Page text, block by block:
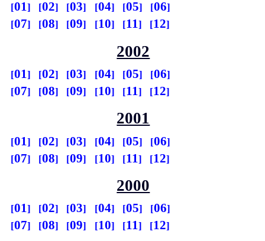
01 02 03 04 05
06
07
08 09 10 11 12
2002
01 02 03 04 05
06
07
08 09 10 11 12
2001
01 02 03 04 05
06
07
08 09 10 11 12
2000
01 02 03 04 05
06
07
08 09 10 11 12